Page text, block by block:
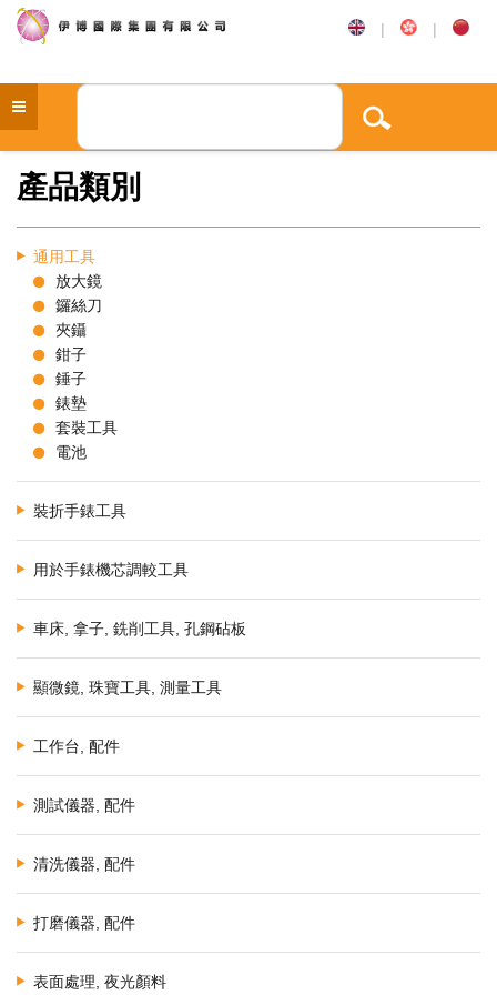
| |
產品類別
通用工具
放大鏡
鑼絲刀
夾鑷
鉗子
錘子
錶墊
套裝工具
電池
裝折手錶工具
用於手錶機芯調較工具
車床, 拿子, 銑削工具, 孔鋼砧板
顯微鏡, 珠寶工具, 測量工具
工作台, 配件
測試儀器, 配件
清洗儀器, 配件
打磨儀器, 配件
表面處理, 夜光顏料